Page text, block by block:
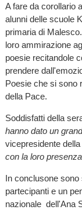
A fare da corollario
alunni delle scuole
primaria di
loro ammirazione
poesie recitandole
prendere
Poesie che si sono
della Pace.
Soddisfatti della
hanno dato un
vicepresidente
con la loro
In conclusone
partecipanti e un
nazionale dell'Ana